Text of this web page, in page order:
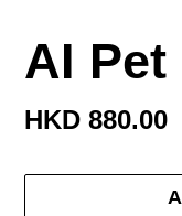
AI
Regular
HKD 880.00